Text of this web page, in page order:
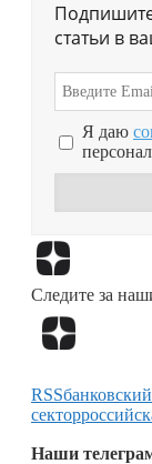
статьи в
Я даю
Следите за
Наши
RSSбанковский
сектор